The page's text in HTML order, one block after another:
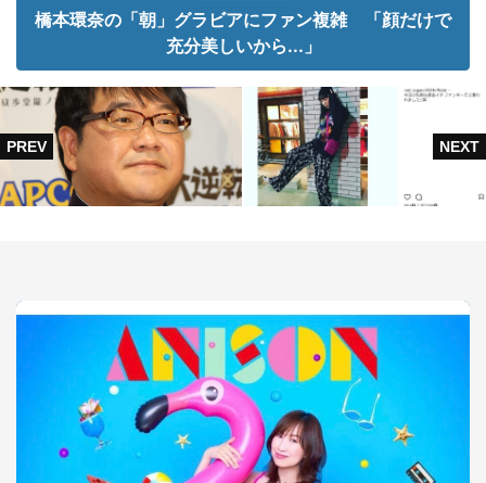
橋本環奈の「朝」グラビアにファン複雑 「顔だけで
充分美しいから...」